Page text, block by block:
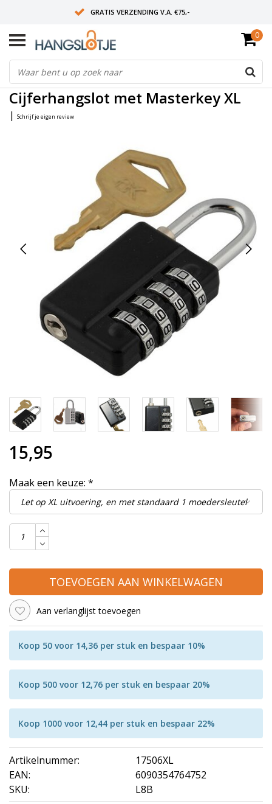
GRATIS VERZENDING V.A. €75,-
OP WERKDAGEN VOOR 15:00 BESTELD? VOLGENDE DAG OP SLOT!
ALLES UIT VOORRAAD
0
Home/ Cijferhangslot met Masterkey XL
Cijferhangslot met Masterkey XL
| Schrijf je eigen review
15,95
Maak een keuze: *
TOEVOEGEN AAN WINKELWAGEN
Aan verlanglijst toevoegen
Koop 50 voor 14,36 per stuk en bespaar 10%
Koop 500 voor 12,76 per stuk en bespaar 20%
Koop 1000 voor 12,44 per stuk en bespaar 22%
Artikelnummer:
17506XL
EAN:
6090354764752
SKU:
L8B